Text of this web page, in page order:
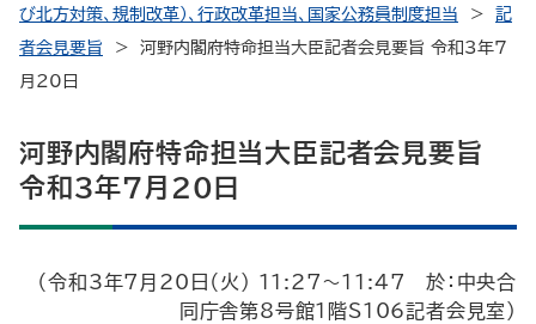
び北方対策、規制改革）、行政改革担当、国家公務員制度担当
記
者会見要旨
河野内閣府特命担当大臣記者会見要旨 令和3年7
月20日
河野内閣府特命担当大臣記者会見要旨
令和3年7月20日
（令和3年7月20日（火） 11:27～11:47 於：中央合
同庁舎第8号館1階S106記者会見室）